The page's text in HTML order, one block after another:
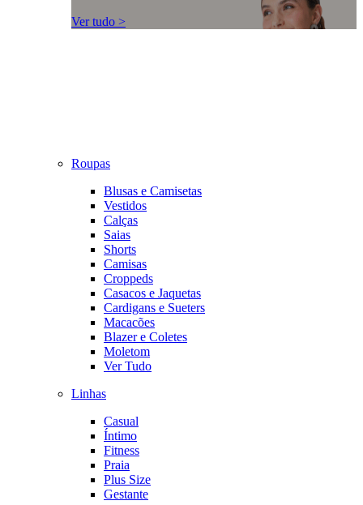
Ver tudo >
Roupas
Blusas e Camisetas
Vestidos
Calças
Saias
Shorts
Camisas
Croppeds
Casacos e Jaquetas
Cardigans e Sueters
Macacões
Blazer e Coletes
Moletom
Ver Tudo
Linhas
Casual
Íntimo
Fitness
Praia
Plus Size
Gestante